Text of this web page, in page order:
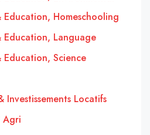
Education, Homeschooling
Education, Language
Education, Science
Investissements Locatifs
Agri